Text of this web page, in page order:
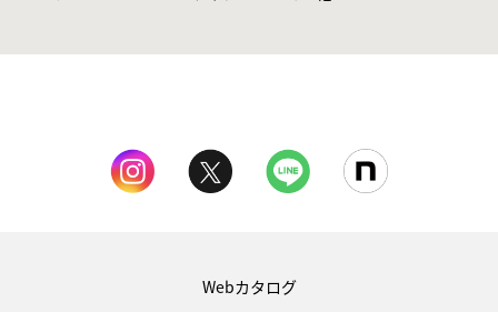
Webカタログ